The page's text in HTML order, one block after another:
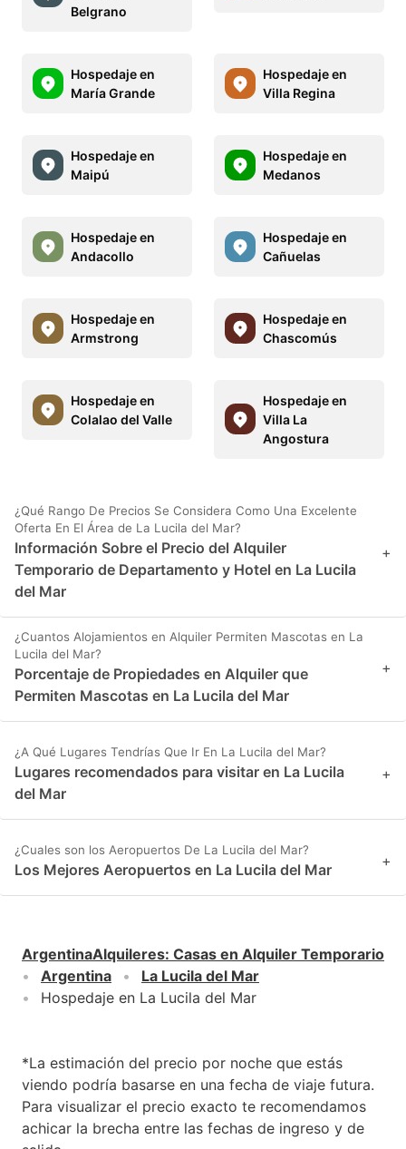
Belgrano
Hospedaje en
María Grande
Hospedaje en
Villa Regina
Hospedaje en
Maipú
Hospedaje en
Medanos
Hospedaje en
Andacollo
Hospedaje en
Cañuelas
Hospedaje en
Armstrong
Hospedaje en
Chascomús
Hospedaje en
Colalao del Valle
Hospedaje en
Villa La
Angostura
¿Qué Rango De Precios Se Considera Como Una Excelente
Oferta En El Área de La Lucila del Mar?
Información Sobre el Precio del Alquiler
Temporario de Departamento y Hotel en La Lucila
del Mar
+
¿Cuantos Alojamientos en Alquiler Permiten Mascotas en La
Lucila del Mar?
Porcentaje de Propiedades en Alquiler que
Permiten Mascotas en La Lucila del Mar
+
¿A Qué Lugares Tendrías Que Ir En La Lucila del Mar?
Lugares recomendados para visitar en La Lucila
del Mar
+
¿Cuales son los Aeropuertos De La Lucila del Mar?
Los Mejores Aeropuertos en La Lucila del Mar +
ArgentinaAlquileres: Casas en Alquiler Temporario
Argentina
La Lucila del Mar
Hospedaje en La Lucila del Mar
*La estimación del precio por noche que estás
viendo podría basarse en una fecha de viaje futura.
Para visualizar el precio exacto te recomendamos
achicar la brecha entre las fechas de ingreso y de